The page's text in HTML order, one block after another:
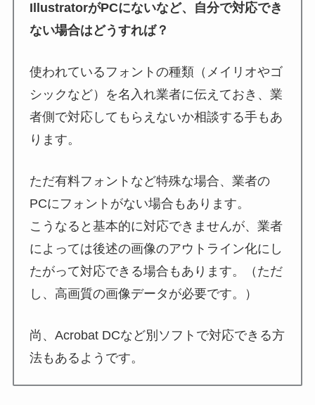
IllustratorがPCにないなど、自分で対応でき
ない場合はどうすれば？
使われているフォントの種類（メイリオやゴ
シックなど）を名入れ業者に伝えておき、業
者側で対応してもらえないか相談する手もあ
ります。
ただ有料フォントなど特殊な場合、業者の
PCにフォントがない場合もあります。
こうなると基本的に対応できませんが、業者
によっては後述の画像のアウトライン化にし
たがって対応できる場合もあります。（ただ
し、高画質の画像データが必要です。）
尚、Acrobat DCなど別ソフトで対応できる方
法もあるようです。